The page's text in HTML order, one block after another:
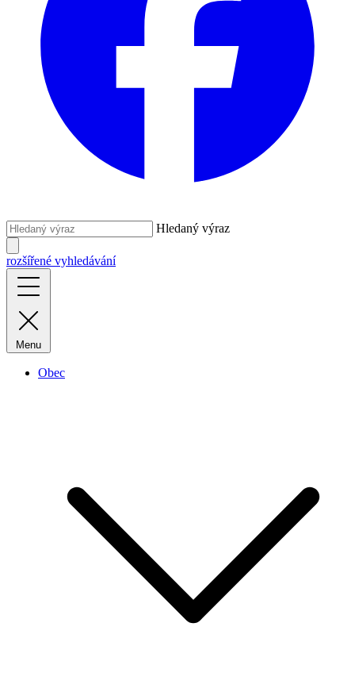
Hledaný výraz
rozšířené vyhledávání
Menu
Obec